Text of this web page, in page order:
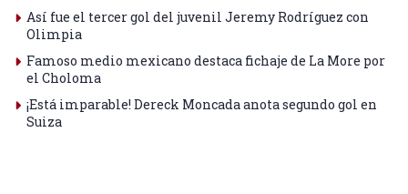
Así fue el tercer gol del juvenil Jeremy Rodríguez con
Olimpia
Famoso medio mexicano destaca fichaje de La More por
el Choloma
¡Está imparable! Dereck Moncada anota segundo gol en
Suiza